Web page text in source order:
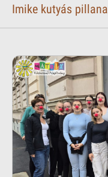
Imike kutyás